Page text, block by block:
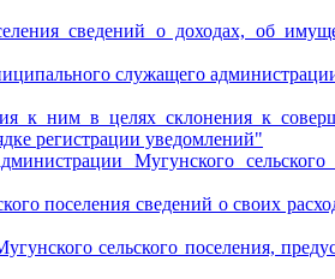
сведений о доходах, об
служащего
к ним в целях склонения к
регистрации уведомлений"
Мугунского сельского
поселения сведений о своих
сельского поселения,